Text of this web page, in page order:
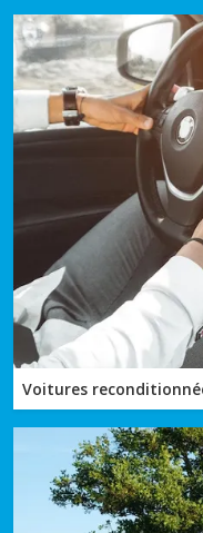
Voitures